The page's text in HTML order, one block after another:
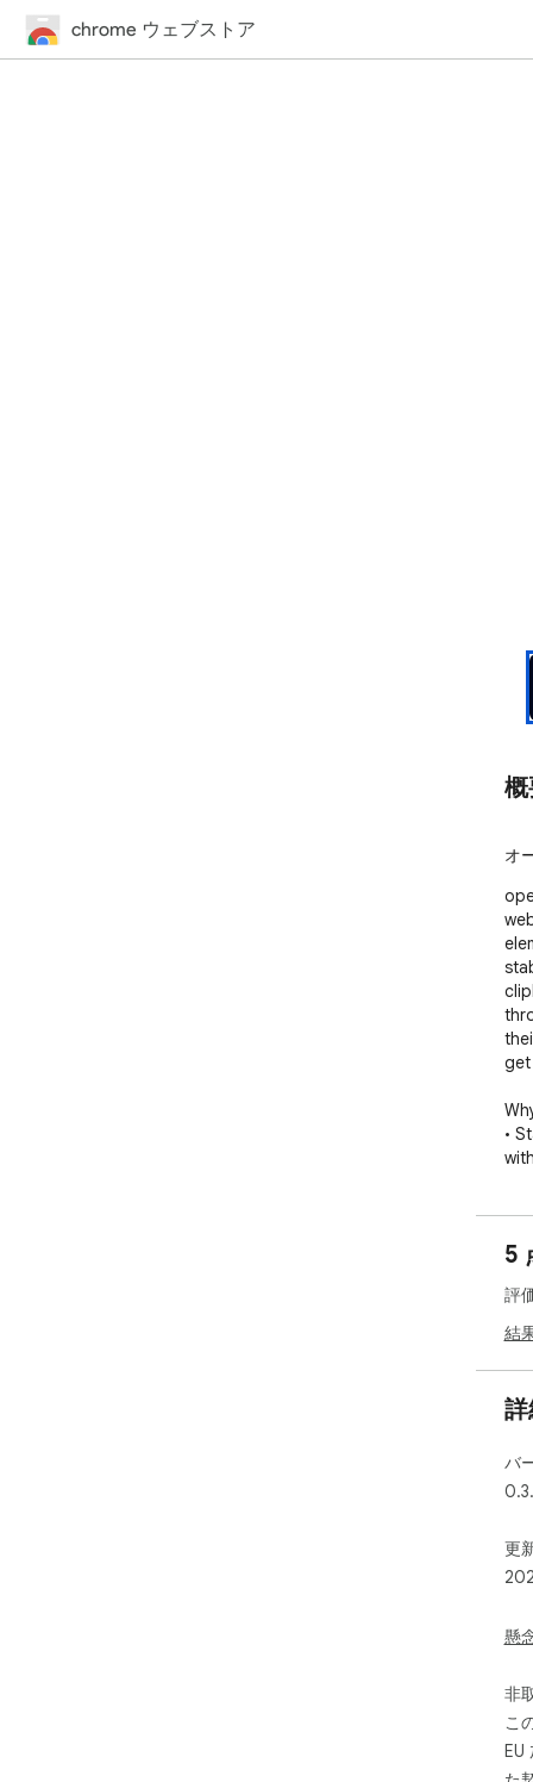
chrome ウェブストア
オ
•
  an attribute allow-list; remembered per website.
  element's attributes, all in an overlay that never
•
•
  you set; nothing is captured without you picking and
5
評
結
バ
更
懸
非
こ
EU